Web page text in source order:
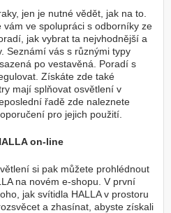
jen je nutné vědět, jak na to.
vám ve spolupráci s odborníky ze
jak vybrat ta nejvhodnější a
Seznámí vás s různými typy
po vestavěná. Poradí s
Získáte zde také
mají splňovat osvětlení v
řadě zde naleznete
pro jejich použití.
on-line
si pak můžete prohlédnout
na novém e-shopu. V první
jak svítidla HALLA v prostoru
a zhasínat, abyste získali